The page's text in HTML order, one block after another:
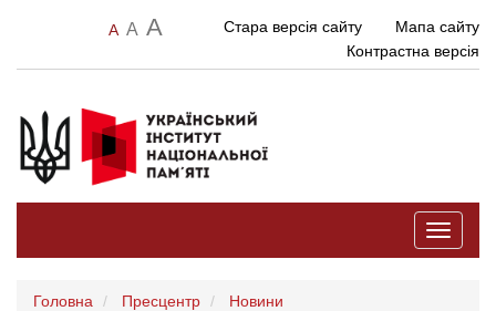
A A A Стара версія сайту
Мапа сайту
Контрастна версія
Toggle
Головна Пресцентр
Новини